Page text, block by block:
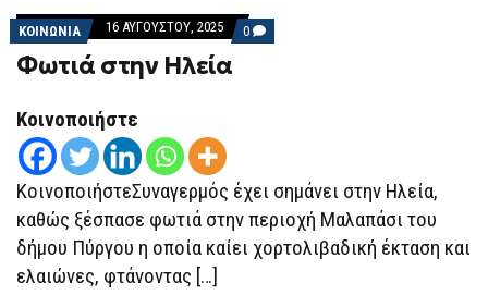
ΚΟΙΝΩΝΙΑ 16 ΑΥΓΟΎΣΤΟΥ, 2025 0 COMMENTS
ON
Φωτιά στην Ηλεία
Κοινοποιήστε
ΚοινοποιήστεΣυναγερμός έχει σημάνει στην Ηλεία,
καθώς ξέσπασε φωτιά στην περιοχή Μαλαπάσι του
δήμου Πύργου η οποία καίει χορτολιβαδική έκταση και
ελαιώνες, φτάνοντας […]